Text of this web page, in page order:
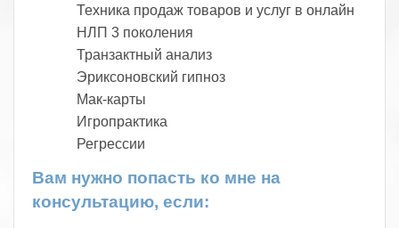
Техника продаж товаров и услуг в онлайн
НЛП 3 поколения
Транзактный анализ
Эриксоновский гипноз
Мак-карты
Игропрактика
Регрессии
Вам нужно попасть ко мне на
консультацию, если: